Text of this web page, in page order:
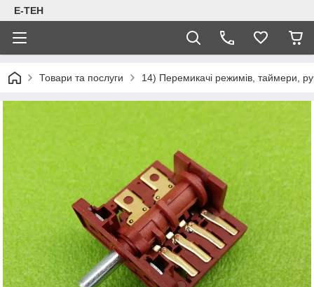
Е-ТЕН
Товари та послуги 14) Перемикачі режимів, таймери,